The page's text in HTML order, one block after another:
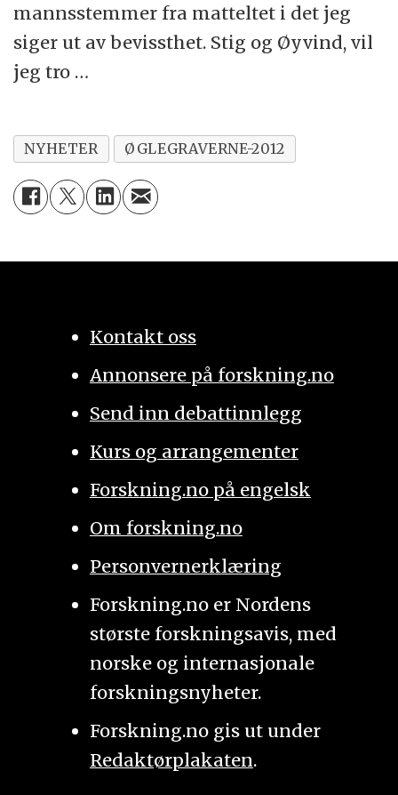
mannsstemmer fra matteltet i det jeg
siger ut av bevissthet. Stig og Øyvind, vil
jeg tro …
NYHETER ØGLEGRAVERNE-2012
Kontakt oss
Annonsere på forskning.no
Send inn debattinnlegg
Kurs og arrangementer
Forskning.no på engelsk
Om forskning.no
Personvernerklæring
Forskning.no er Nordens
største forskningsavis, med
norske og internasjonale
forskningsnyheter.
Forskning.no gis ut under
Redaktørplakaten.